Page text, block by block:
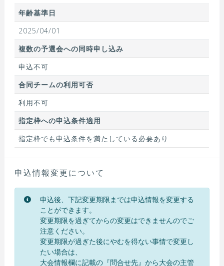
年齢基準日
2025/04/01
複数の予選会への同時申し込み
申込不可
合同チームの利用可否
利用不可
指定枠への申込条件適用
指定枠でも申込条件を満たしている必要あり
申込情報変更について
申込後、下記変更期限までは申込情報を変更する
ことができます。
変更期限を過ぎてからの変更はできませんのでご
注意ください。
変更期限が過ぎた後にやむを得ない事情で変更し
たい場合は、
大会情報欄に記載の『問合せ先』から大会の主管